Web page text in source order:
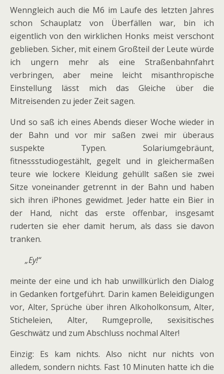
Wenngleich auch die M6 im Laufe des letzten Jahres
schon Schauplatz von Überfällen war, bin ich
eigentlich von den wirklichen Honks meist verschont
geblieben. Sicher, mit einem Großteil der Leute würde
ich ungern mehr als eine Straßenbahnfahrt
verbringen, aber meine leicht misanthropische
Einstellung lässt mich das Gleiche über die
Mitreisenden zu jeder Zeit sagen.
Und so saß ich eines Abends dieser Woche wieder in
der Bahn und vor mir saßen zwei mir überaus
suspekte Typen. Solariumgebräunt,
fitnessstudiogestählt, gegelt und in gleichermaßen
teure wie lockere Kleidung gehüllt saßen sie zwei
Sitze voneinander getrennt in der Bahn und haben
sich ihren iPhones gewidmet. Jeder hatte ein Bier in
der Hand, nicht das erste offenbar, insgesamt
ruderten sie eher damit herum, als dass sie davon
tranken.
„Ey!“
meinte der eine und ich hab unwillkürlich den Dialog
in Gedanken fortgeführt. Darin kamen Beleidigungen
vor, Alter, Sprüche über ihren Alkoholkonsum, Alter,
Sticheleien, Alter, Rumgeprolle, sexisitisches
Geschwätz und zum Abschluss nochmal Alter!
Einzig: Es kam nichts. Also nicht nur nichts von
alledem, sondern nichts. Fast 10 Minuten hatte ich die